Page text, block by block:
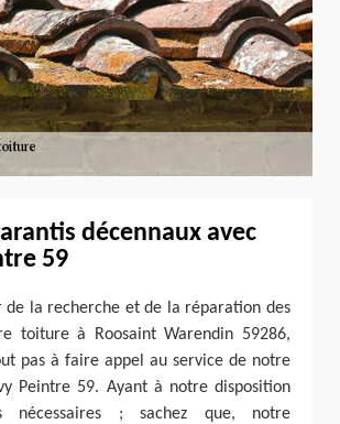
décennaux avec
59
de la recherche et de la réparation des
toiture à Roosaint Warendin 59286,
pas à faire appel au service de notre
Peintre 59. Ayant à notre disposition
nécessaires ; sachez que, notre